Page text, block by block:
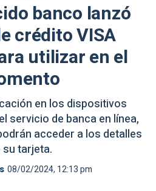
banco lanzó
crédito VISA
utilizar en el
en los dispositivos
servicio de banca en línea,
acceder a los detalles
su tarjeta.
08/02/2024, 12:13 pm